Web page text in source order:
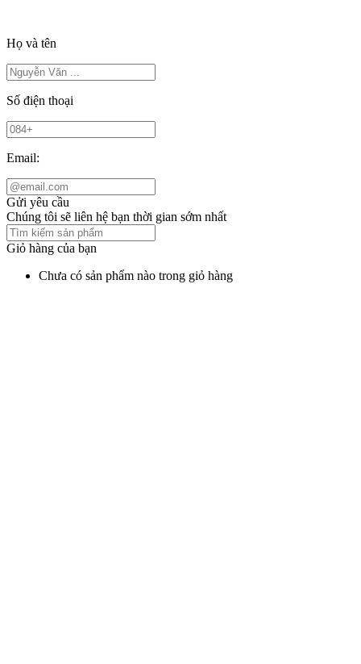
Họ và tên
Số điện thoại
Email:
Gửi yêu cầu
Chúng tôi sẽ liên hệ bạn thời gian sớm nhất
Giỏ hàng của bạn
Chưa có sản phẩm nào trong giỏ hàng